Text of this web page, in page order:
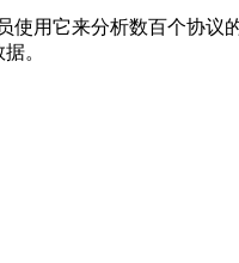
用它来分析数百个协议
。